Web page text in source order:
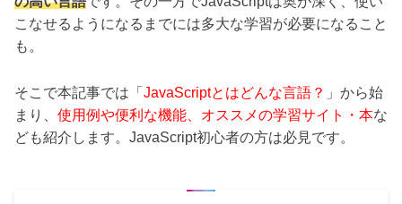
こなせるようになるまでには多大な学習が必要になること
も。
そこで本記事では「 JavaScriptとはどんな言語？ 」から始
まり、 使用例や便利な機能、オススメの学習サイト・本な
ども紹介します。JavaScript初心者の方は必見です。